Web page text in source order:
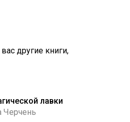
другие книги,
лавки
Черчень